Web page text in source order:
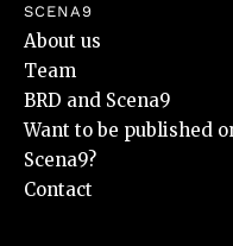
SCENA9
About us
Team
BRD and Scena9
Want to be published
Scena9?
Contact